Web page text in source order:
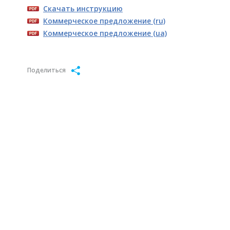
Скачать инструкцию
Коммерческое предложение (ru)
Коммерческое предложение (ua)
Поделиться